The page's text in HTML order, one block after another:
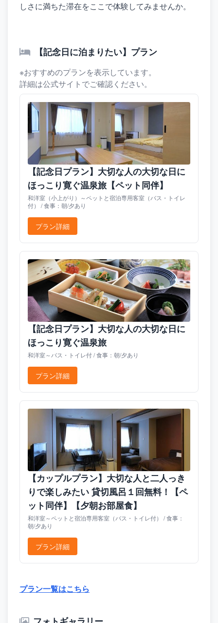
しさに満ちた滞在をここで体験してみませんか。
【記念日に泊まりたい】プラン
※おすすめのプランを表示しています。
詳細は公式サイトでご確認ください。
【記念日プラン】大切な人の大切な日に
ほっこり寛ぐ温泉旅【ペット同伴】
和洋室（小上がり）～ペットと宿泊専用客室（バス・トイレ
付） / 食事：朝/夕あり
プラン詳細
【記念日プラン】大切な人の大切な日に
ほっこり寛ぐ温泉旅
和洋室～バス・トイレ付 / 食事：朝/夕あり
プラン詳細
【カップルプラン】大切な人と二人っき
りで楽しみたい 貸切風呂１回無料！【ペ
ット同伴】【夕朝お部屋食】
和洋室～ペットと宿泊専用客室（バス・トイレ付） / 食事：
朝/夕あり
プラン詳細
プラン一覧はこちら